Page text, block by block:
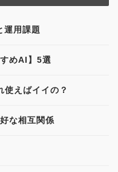
運用課題
めAI】5選
えばイイの？
な相互関係